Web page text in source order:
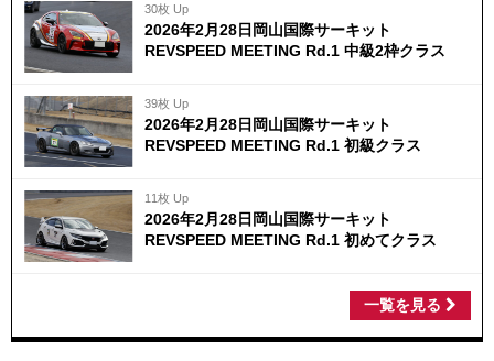
30枚 Up
2026年2月28日岡山国際サーキット
REVSPEED MEETING Rd.1 中級2枠クラス
39枚 Up
2026年2月28日岡山国際サーキット
REVSPEED MEETING Rd.1 初級クラス
11枚 Up
2026年2月28日岡山国際サーキット
REVSPEED MEETING Rd.1 初めてクラス
一覧を見る